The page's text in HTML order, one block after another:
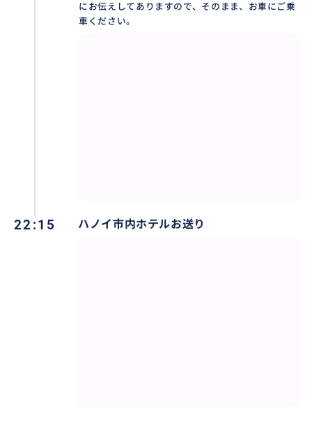
・空港送迎は日本語ガイドなし
にお伝えしてありますので、そのまま、お車にご乗
車ください。
22:15 ハノイ市内ホテルお送り